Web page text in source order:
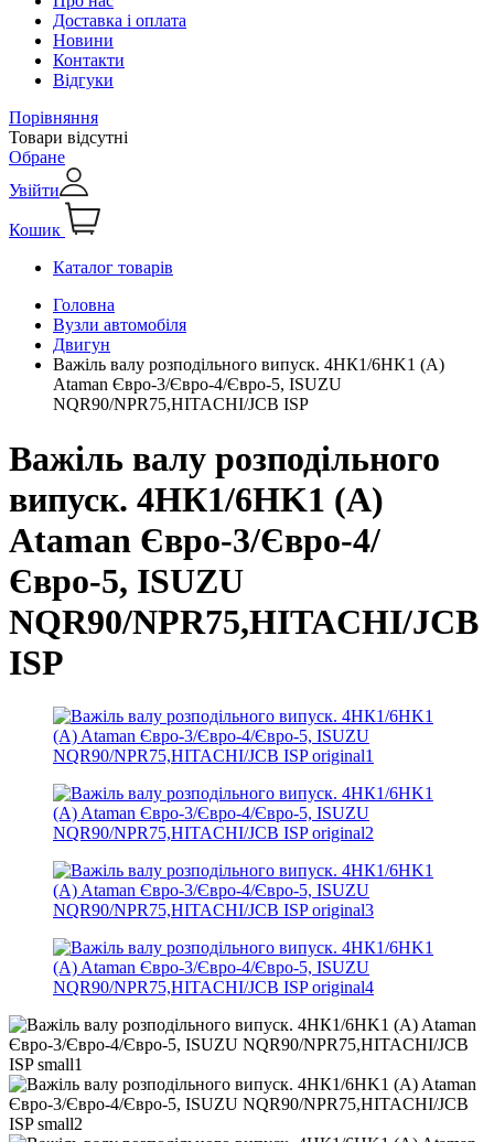
Доставка і оплата
Новини
Контакти
Відгуки
Порівняння
Товари відсутні
Обране
Увійти
Кошик
Каталог товарів
Головна
Вузли автомобіля
Двигун
Важіль валу розподільного випуск. 4HК1/6HK1 (А)
Ataman Євро-3/Євро-4/Євро-5, ISUZU
NQR90/NPR75,HITACHI/JCB ISP
Важіль валу розподільного
випуск. 4HК1/6HK1 (А)
Ataman Євро-3/Євро-4/
Євро-5, ISUZU
NQR90/NPR75,HITACHI/JCB
ISP